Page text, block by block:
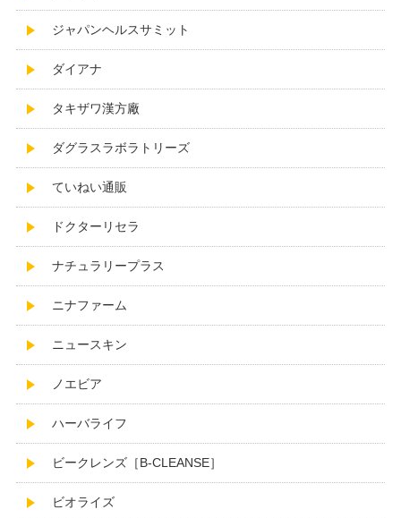
ジャパンヘルスサミット
ダイアナ
タキザワ漢方廠
ダグラスラボラトリーズ
ていねい通販
ドクターリセラ
ナチュラリープラス
ニナファーム
ニュースキン
ノエビア
ハーバライフ
ビークレンズ［B-CLEANSE］
ビオライズ